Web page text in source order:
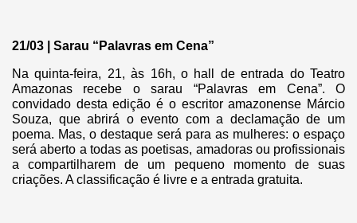
21/03 | Sarau “Palavras em Cena”
Na quinta-feira, 21, às 16h, o hall de entrada do Teatro
Amazonas recebe o sarau “Palavras em Cena”. O
convidado desta edição é o escritor amazonense Márcio
Souza, que abrirá o evento com a declamação de um
poema. Mas, o destaque será para as mulheres: o espaço
será aberto a todas as poetisas, amadoras ou profissionais
a compartilharem de um pequeno momento de suas
criações. A classificação é livre e a entrada gratuita.